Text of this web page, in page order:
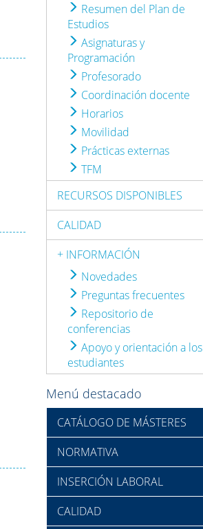
Resumen del Plan de
Estudios
Asignaturas y
Programación
Profesorado
Coordinación docente
Horarios
Movilidad
Prácticas externas
TFM
RECURSOS DISPONIBLES
CALIDAD
+ INFORMACIÓN
Novedades
Preguntas frecuentes
Repositorio de
conferencias
Apoyo y orientación a los
estudiantes
Menú destacado
CATÁLOGO DE MÁSTERES
NORMATIVA
INSERCIÓN LABORAL
CALIDAD